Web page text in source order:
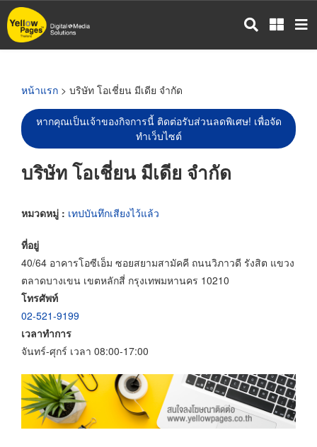
ข้าม
ไป
หน้าแรก > บริษัท โอเชี่ยน มีเดีย จำกัด
หากคุณเป็นเจ้าของกิจการนี้ ติดต่อรับส่วนลดพิเศษ! เพื่อจัด
ทำเว็บไซต์
บริษัท โอเชี่ยน มีเดีย จำกัด
หมวดหมู่ : เทปบันทึกเสียงไว้แล้ว
ที่อยู่
40/64 อาคารโอซีเอ็ม ซอยสยามสามัคคี ถนนวิภาวดี รังสิต แขวง
ตลาดบางเขน เขตหลักสี่ กรุงเทพมหานคร 10210
โทรศัพท์
02-521-9199
เวลาทำการ
จันทร์-ศุกร์ เวลา 08:00-17:00